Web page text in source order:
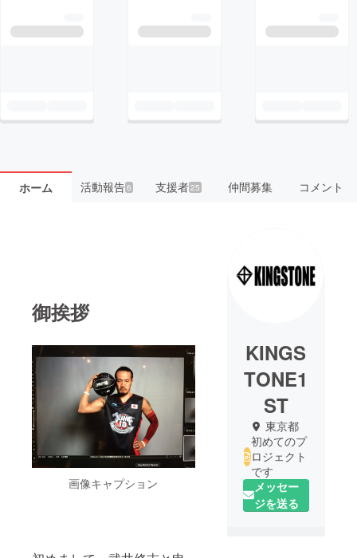
ホーム 活動報告6 支援者25 仲間募集 コメント
御挨拶
画像キャプション
KINGS
TONE1
ST
東京都
初めてのプ
ロジェクト
です
メッセー
ジを送る